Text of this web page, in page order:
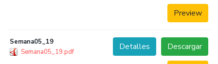
Preview
Semana05_19
Semana05_19.pdf
Descargar
Detalles